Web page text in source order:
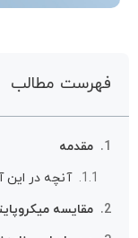
فهرست مطالب
مقدمه
آنچه در این
مقایسه